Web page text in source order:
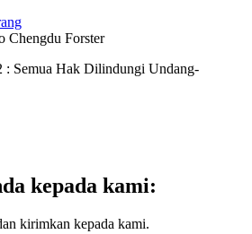
Semua Hak Dilindungi Undang-
kepada kami:
kirimkan kepada kami.